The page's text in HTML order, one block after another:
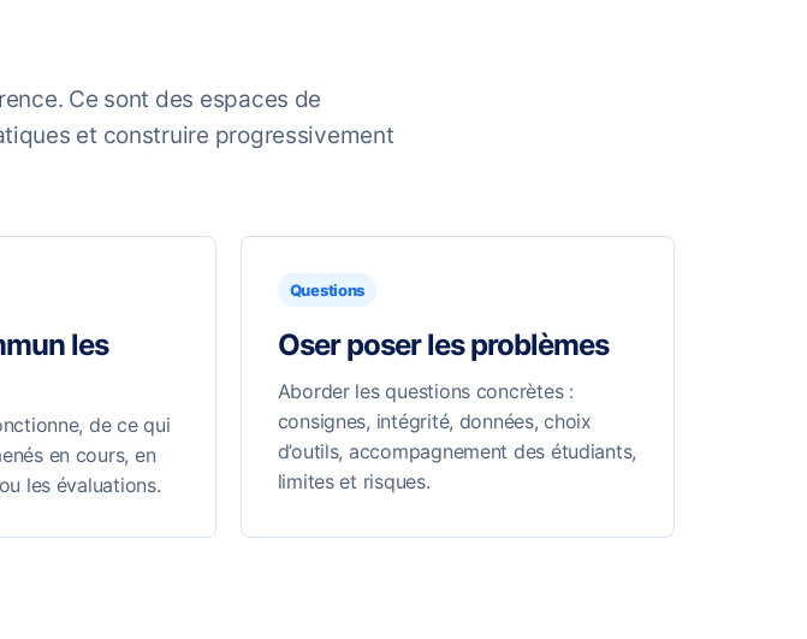
Ce sont des espaces de
et construire progressivement
les
de ce qui
en cours, en
les évaluations.
Questions
Oser poser les problèmes
Aborder les questions concrètes :
consignes, intégrité, données, choix
d’outils, accompagnement des étudiants,
limites et risques.